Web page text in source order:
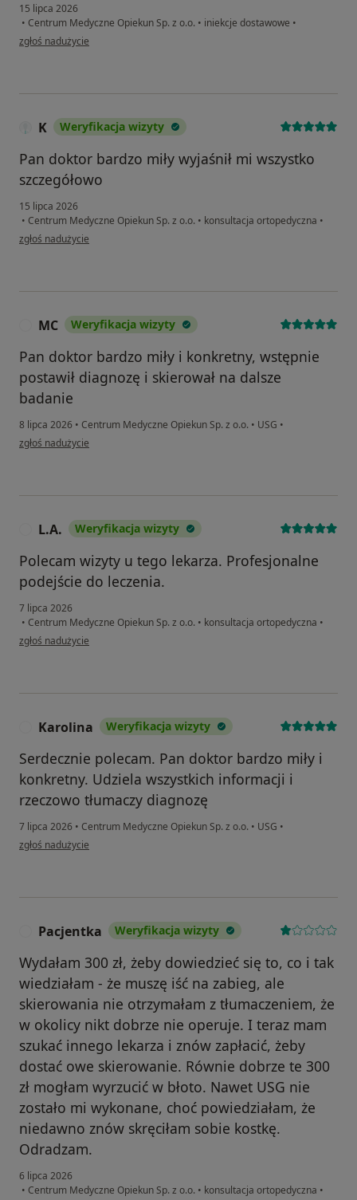
15 lipca 2026
• Centrum Medyczne Opiekun Sp. z o.o. • iniekcje dostawowe •
w opinii użytkownika M.K
zgłoś nadużycie
K Weryfikacja wizyty
Pan doktor bardzo miły wyjaśnił mi wszystko
szczegółowo
15 lipca 2026
• Centrum Medyczne Opiekun Sp. z o.o. • konsultacja ortopedyczna •
w opinii użytkownika K
zgłoś nadużycie
MC Weryfikacja wizyty
Pan doktor bardzo miły i konkretny, wstępnie
postawił diagnozę i skierował na dalsze
badanie
8 lipca 2026 • Centrum Medyczne Opiekun Sp. z o.o. • USG •
w opinii użytkownika MC
zgłoś nadużycie
L.A. Weryfikacja wizyty
Polecam wizyty u tego lekarza. Profesjonalne
podejście do leczenia.
7 lipca 2026
• Centrum Medyczne Opiekun Sp. z o.o. • konsultacja ortopedyczna •
w opinii użytkownika L.A.
zgłoś nadużycie
Karolina Weryfikacja wizyty
Serdecznie polecam. Pan doktor bardzo miły i
konkretny. Udziela wszystkich informacji i
rzeczowo tłumaczy diagnozę
7 lipca 2026 • Centrum Medyczne Opiekun Sp. z o.o. • USG •
w opinii użytkownika Karolina
zgłoś nadużycie
Pacjentka Weryfikacja wizyty
Wydałam 300 zł, żeby dowiedzieć się to, co i tak
wiedziałam - że muszę iść na zabieg, ale
skierowania nie otrzymałam z tłumaczeniem, że
w okolicy nikt dobrze nie operuje. I teraz mam
szukać innego lekarza i znów zapłacić, żeby
dostać owe skierowanie. Równie dobrze te 300
zł mogłam wyrzucić w błoto. Nawet USG nie
zostało mi wykonane, choć powiedziałam, że
niedawno znów skręciłam sobie kostkę.
Odradzam.
6 lipca 2026
• Centrum Medyczne Opiekun Sp. z o.o. • konsultacja ortopedyczna •